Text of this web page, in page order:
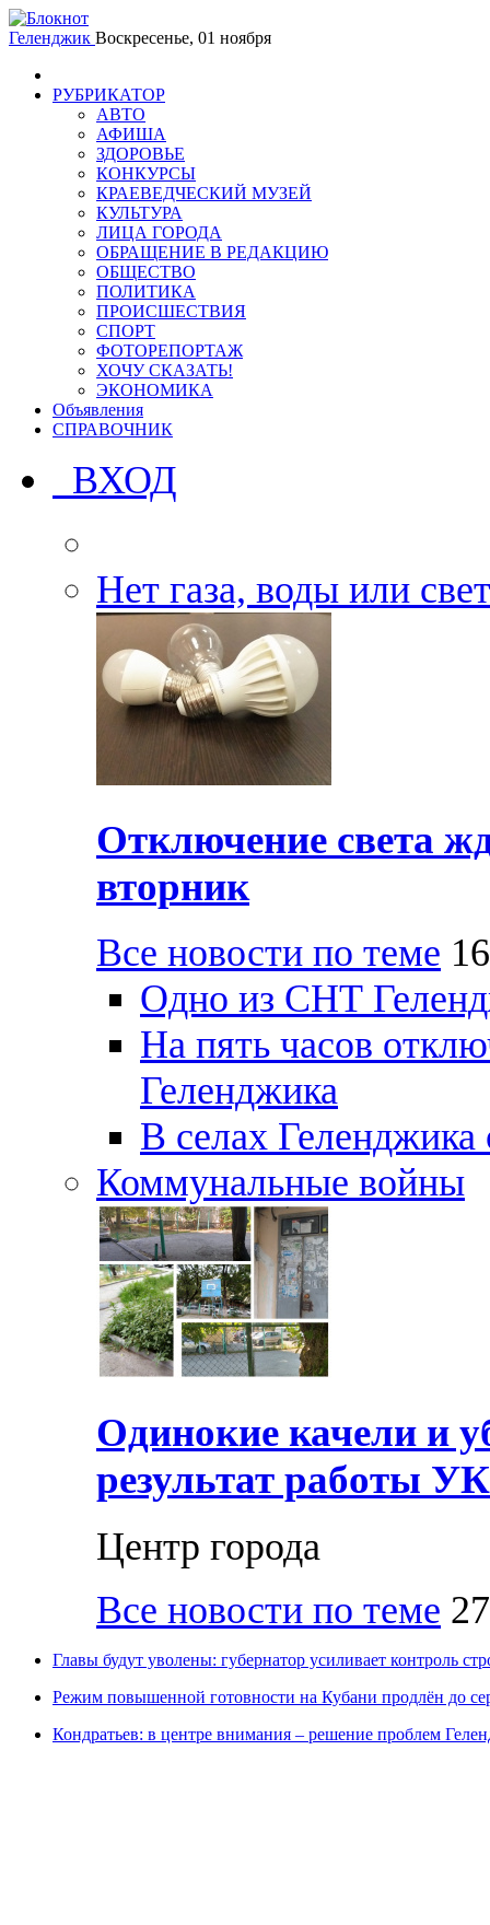
Геленджик Воскресенье, 01 ноября
РУБРИКАТОР
АВТО
АФИША
ЗДОРОВЬЕ
КОНКУРСЫ
КРАЕВЕДЧЕСКИЙ МУЗЕЙ
КУЛЬТУРА
ЛИЦА ГОРОДА
ОБРАЩЕНИЕ В РЕДАКЦИЮ
ОБЩЕСТВО
ПОЛИТИКА
ПРОИСШЕСТВИЯ
СПОРТ
ФОТОРЕПОРТАЖ
ХОЧУ СКАЗАТЬ!
ЭКОНОМИКА
Объявления
СПРАВОЧНИК
ВХОД
Нет газа, воды или
Отключение света
вторник
Все новости по теме
Одно из СНТ
На пять часов
Геленджика
В селах Геленджика
Коммунальные войны
Одинокие качели и
результат работы
Центр города
Все новости по теме
Главы будут уволены: губернатор усиливает контроль
Режим повышенной готовности на Кубани продлён до
Кондратьев: в центре внимания – решение проблем